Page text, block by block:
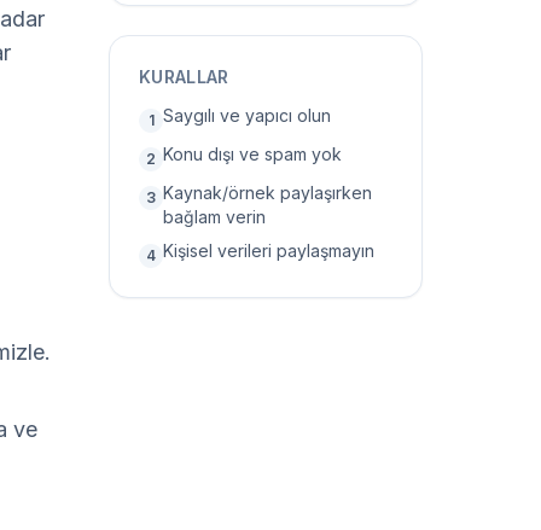
ve
KURALLAR
1 Saygılı ve yapıcı olun
2 Konu dışı ve spam yok
3 Kaynak/örnek paylaşırken
bağlam verin
4 Kişisel verileri paylaşmayın